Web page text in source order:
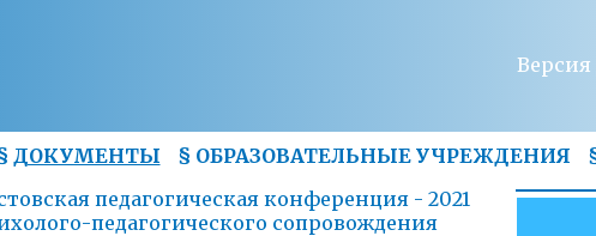
ДОКУМЕНТЫ § ОБРАЗОВАТЕЛЬНЫЕ УЧРЕЖДЕНИЯ
педагогическая конференция - 2021
педагогического сопровождения